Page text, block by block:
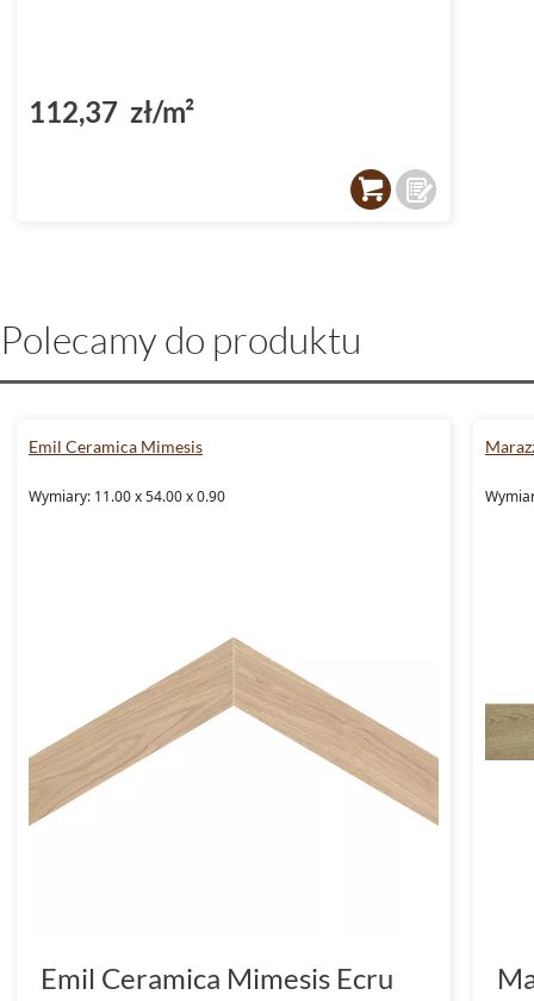
112,37 zł/m²
Polecamy do produktu
Emil Ceramica Mimesis
Wymiary: 11.00 x 54.00 x 0.90
Emil Ceramica Mimesis Ecru